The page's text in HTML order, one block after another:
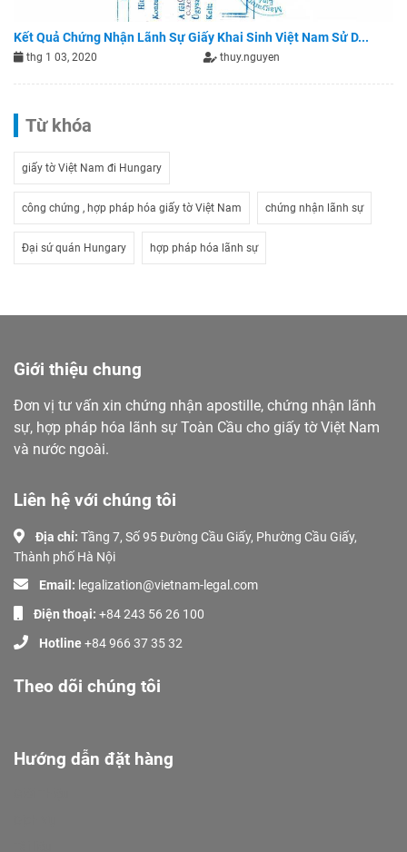
Kết Quả Chứng Nhận Lãnh Sự Giấy Khai Sinh Việt Nam Sử D...
thg 1 03, 2020 thuy.nguyen
Từ khóa
giấy tờ Việt Nam đi Hungary
công chứng , hợp pháp hóa giấy tờ Việt Nam chứng nhận lãnh sự
Đại sứ quán Hungary hợp pháp hóa lãnh sự
Giới thiệu chung
Đơn vị tư vấn xin chứng nhận apostille, chứng nhận lãnh
sự, hợp pháp hóa lãnh sự Toàn Cầu cho giấy tờ Việt Nam
và nước ngoài.
Liên hệ với chúng tôi
Địa chỉ: Tầng 7, Số 95 Đường Cầu Giấy, Phường Cầu Giấy,
Thành phố Hà Nội
Email: legalization@vietnam-legal.com
Điện thoại: +84 243 56 26 100
Hotline+84 966 37 35 32
Theo dõi chúng tôi
Hướng dẫn đặt hàng